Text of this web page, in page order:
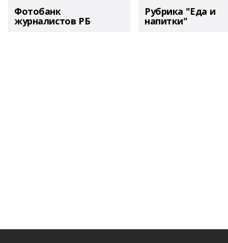
Фотобанк
журналистов РБ
Рубрика "Еда и
напитки"